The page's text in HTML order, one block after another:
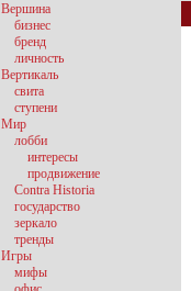
Вершина
бизнес
бренд
личность
Вертикаль
свита
ступени
Мир
лобби
интересы
продвижение
Contra Historia
государство
зеркало
тренды
Игры
мифы